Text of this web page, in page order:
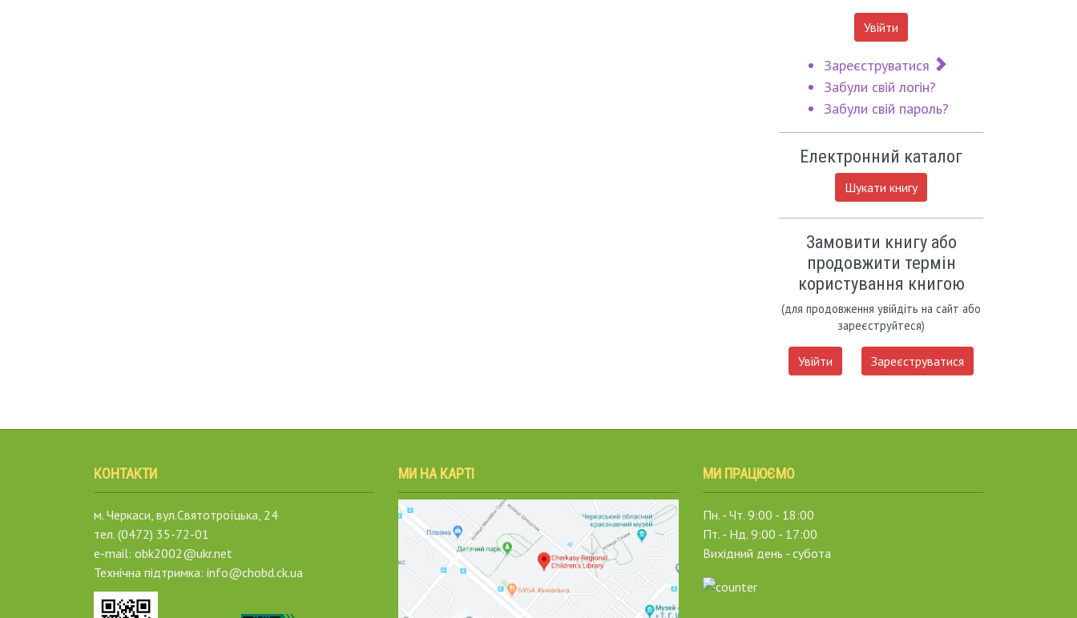
Увійти
Зареєструватися
Забули свій логін?
Забули свій пароль?
Електронний каталог
Шукати книгу
Замовити книгу або
продовжити термін
користування книгою
(для продовження увійдіть на сайт або
зареєструйтеся)
Увійти Зареєструватися
КОНТАКТИ
м. Черкаси, вул.Святотроїцька, 24
тел. (0472) 35-72-01
e-mail: obk2002@ukr.net
Технічна підтримка: info@chobd.ck.ua
МИ НА КАРТІ МИ ПРАЦЮЄМО
Пн. - Чт. 9:00 - 18:00
Пт. - Нд. 9:00 - 17:00
Вихідний день - субота